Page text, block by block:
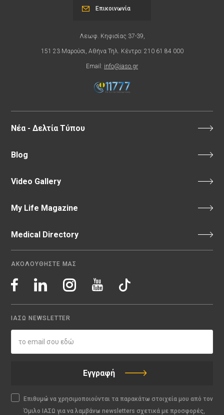
Λεωφ. Κηφισίας 37-39,
151 23 Μαρούσι, Αθήνα Τηλ. Κέντρο: 210 61 84 000
Email: info@iaso.gr
Επικοινωνία
Νέα - Δελτία Τύπου
Blog
Video Gallery
My Life Magazine
Medical Directory
ΑΚΟΛΟΥΘΗΣΤΕ ΜΑΣ
ΙΑΣΩ NEWSLETTER
Εγγραφή
Επιθυμώ να χρησιμοποιούνται τα παρακάτω στοιχεία μου από τον
Όμιλο ΙΑΣΩ για να λαμβάνω newsletters σχετικά με προσφορές,